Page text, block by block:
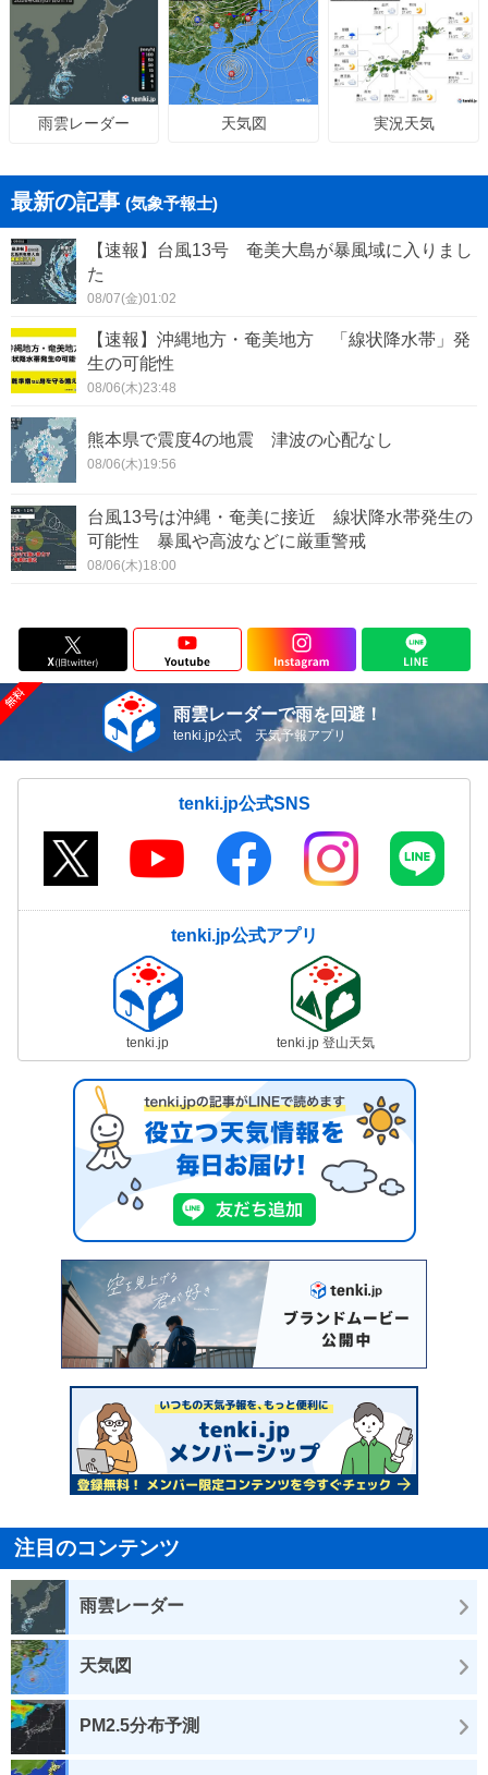
雨雲レーダー 天気図 実況天気
最新の記事 (気象予報士)
【速報】台風13号 奄美大島が暴風域に入りまし
た
08/07(金)01:02
【速報】沖縄地方・奄美地方 「線状降水帯」発
生の可能性
08/06(木)23:48
熊本県で震度4の地震 津波の心配なし
08/06(木)19:56
台風13号は沖縄・奄美に接近 線状降水帯発生の
可能性 暴風や高波などに厳重警戒
08/06(木)18:00
雨雲レーダーで雨を回避！
tenki.jp公式 天気予報アプリ
tenki.jp公式SNS
tenki.jp公式アプリ
tenki.jp tenki.jp 登山天気
注目のコンテンツ
雨雲レーダー
天気図
PM2.5分布予測